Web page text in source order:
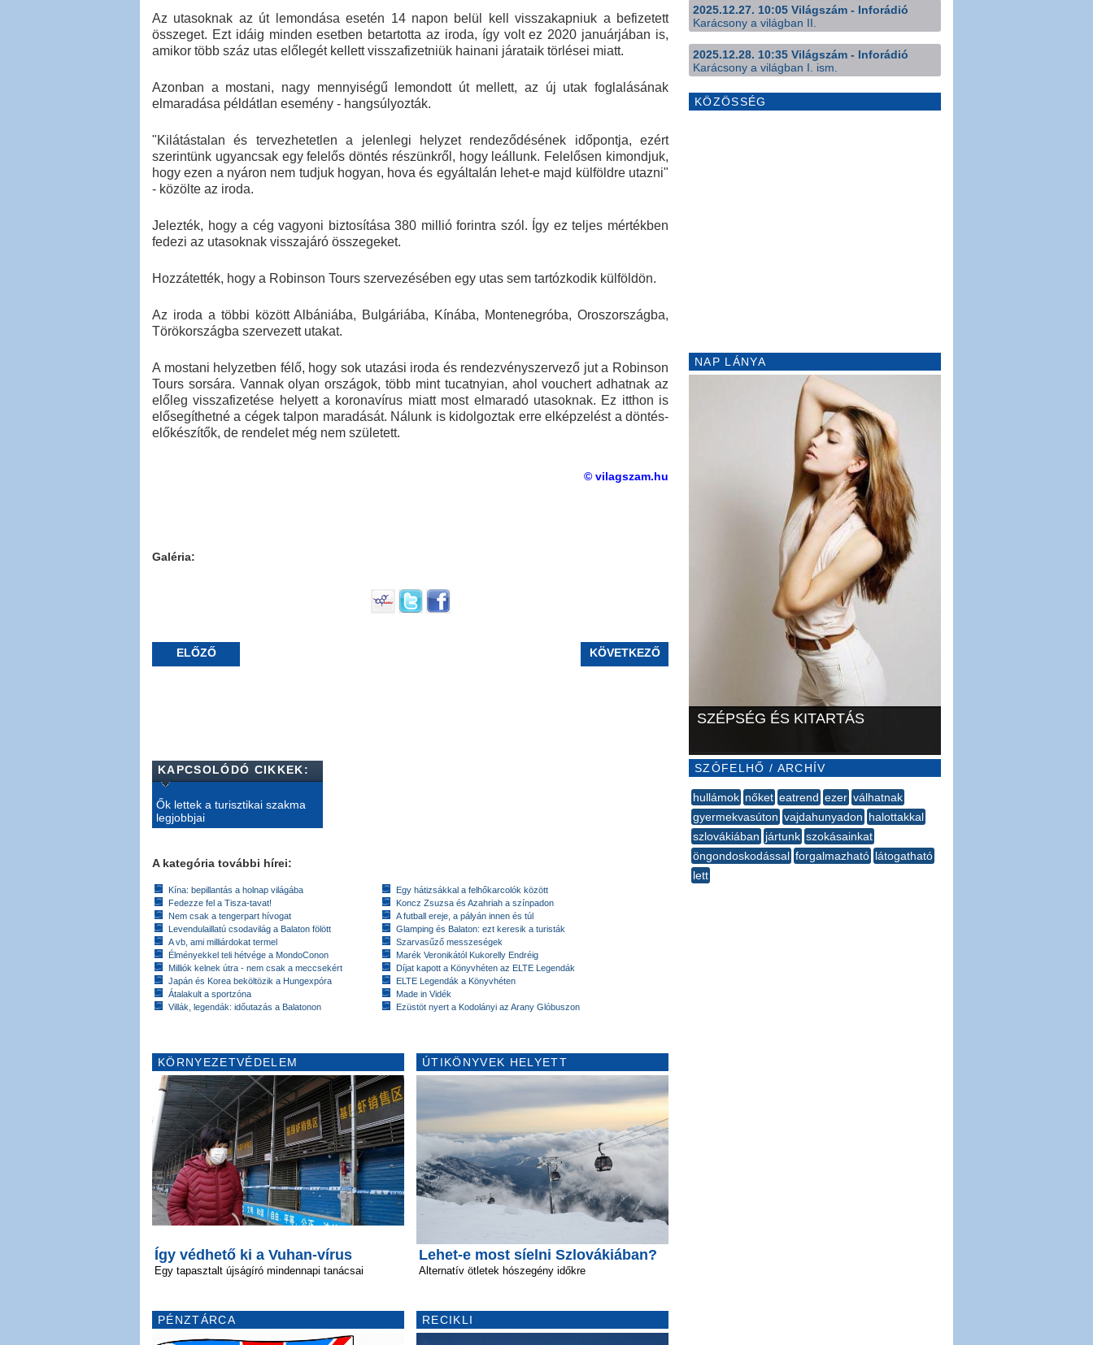
Az utasoknak az út lemondása esetén 14 napon belül kell visszakapniuk a befizetett
összeget. Ezt idáig minden esetben betartotta az iroda, így volt ez 2020 januárjában is,
amikor több száz utas előlegét kellett visszafizetniük hainani járataik törlései miatt.
Azonban a mostani, nagy mennyiségű lemondott út mellett, az új utak foglalásának
elmaradása példátlan esemény - hangsúlyozták.
"Kilátástalan és tervezhetetlen a jelenlegi helyzet rendeződésének időpontja, ezért
szerintünk ugyancsak egy felelős döntés részünkről, hogy leállunk. Felelősen kimondjuk,
hogy ezen a nyáron nem tudjuk hogyan, hova és egyáltalán lehet-e majd külföldre utazni"
- közölte az iroda.
Jelezték, hogy a cég vagyoni biztosítása 380 millió forintra szól. Így ez teljes mértékben
fedezi az utasoknak visszajáró összegeket.
Hozzátették, hogy a Robinson Tours szervezésében egy utas sem tartózkodik külföldön.
Az iroda a többi között Albániába, Bulgáriába, Kínába, Montenegróba, Oroszországba,
Törökországba szervezett utakat.
A mostani helyzetben félő, hogy sok utazási iroda és rendezvényszervező jut a Robinson
Tours sorsára. Vannak olyan országok, több mint tucatnyian, ahol vouchert adhatnak az
előleg visszafizetése helyett a koronavírus miatt most elmaradó utasoknak. Ez itthon is
elősegíthetné a cégek talpon maradását. Nálunk is kidolgoztak erre elképzelést a döntés-
előkészítők, de rendelet még nem született.
© vilagszam.hu
Galéria:
ELŐZŐ KÖVETKEZŐ
KAPCSOLÓDÓ CIKKEK:
Ők lettek a turisztikai szakma
legjobbjai
A kategória további hírei:
Kína: bepillantás a holnap világába
Fedezze fel a Tisza-tavat!
Nem csak a tengerpart hívogat
Levendulaillatú csodavilág a Balaton fölött
A vb, ami milliárdokat termel
Élményekkel teli hétvége a MondoConon
Milliók kelnek útra - nem csak a meccsekért
Japán és Korea beköltözik a Hungexpóra
Átalakult a sportzóna
Villák, legendák: időutazás a Balatonon
Egy hátizsákkal a felhőkarcolók között
Koncz Zsuzsa és Azahriah a színpadon
A futball ereje, a pályán innen és túl
Glamping és Balaton: ezt keresik a turisták
Szarvasűző messzeségek
Marék Veronikától Kukorelly Endréig
Díjat kapott a Könyvhéten az ELTE Legendák
ELTE Legendák a Könyvhéten
Made in Vidék
Ezüstöt nyert a Kodolányi az Arany Glóbuszon
KÖRNYEZETVÉDELEM
Így védhető ki a Vuhan-vírus
Egy tapasztalt újságíró mindennapi tanácsai
PÉNZTÁRCA
ÚTIKÖNYVEK HELYETT
Lehet-e most síelni Szlovákiában?
Alternatív ötletek hószegény időkre
RECIKLI
2025.12.27. 10:05 Világszám - Inforádió
Karácsony a világban II.
2025.12.28. 10:35 Világszám - Inforádió
Karácsony a világban I. ism.
KÖZÖSSÉG
NAP LÁNYA
SZÉPSÉG ÉS KITARTÁS
SZÓFELHŐ / ARCHÍV
hullámok nőket eatrend ezer válhatnak
gyermekvasúton vajdahunyadon halottakkal
szlovákiában jártunk szokásainkat
öngondoskodással forgalmazható látogatható
lett